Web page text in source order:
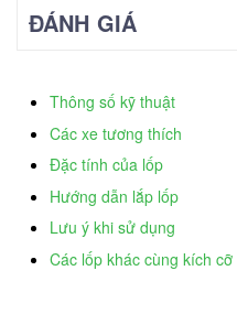
ĐÁNH GIÁ
Thông số kỹ thuật
Các xe tương thích
Đặc tính của lốp
Hướng dẫn lắp lốp
Lưu ý khi sử dụng
Các lốp khác cùng kích cỡ